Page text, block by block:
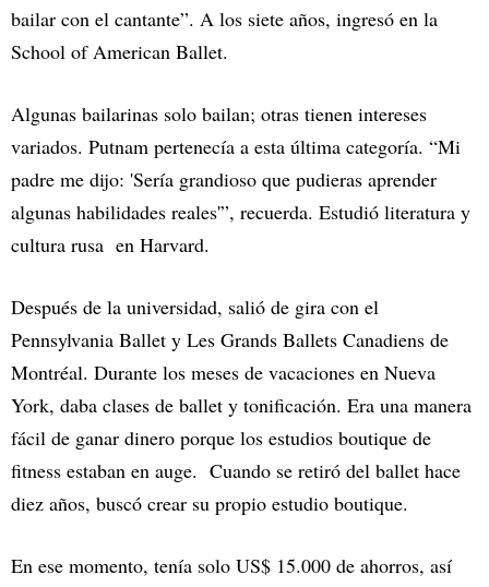
bailar con el cantante”. A los siete años, ingresó en la
School of American Ballet.
Algunas bailarinas solo bailan; otras tienen intereses
variados. Putnam pertenecía a esta última categoría. “Mi
padre me dijo: 'Sería grandioso que pudieras aprender
algunas habilidades reales'”, recuerda. Estudió literatura y
cultura rusa en Harvard.
Después de la universidad, salió de gira con el
Pennsylvania Ballet y Les Grands Ballets Canadiens de
Montréal. Durante los meses de vacaciones en Nueva
York, daba clases de ballet y tonificación. Era una manera
fácil de ganar dinero porque los estudios boutique de
fitness estaban en auge. Cuando se retiró del ballet hace
diez años, buscó crear su propio estudio boutique.
En ese momento, tenía solo US$ 15.000 de ahorros, así